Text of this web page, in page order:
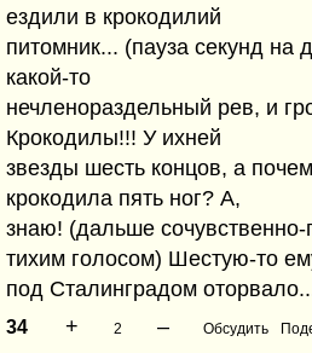
ездили в крокодилий
питомник... (пауза секунд на
какой-то
нечленораздельный рев, и
Крокодилы!!! У ихней
звезды шесть концов, а
крокодила пять ног? А,
знаю! (дальше
тихим голосом) Шестую-то
под Сталинградом
34 + 2 – Обсудить